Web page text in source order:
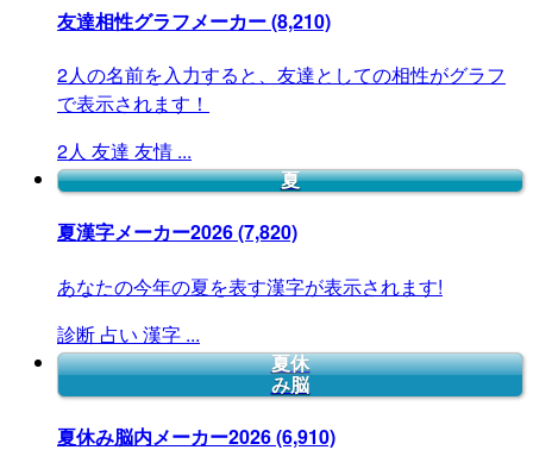
友達相性グラフメーカー(8,210)
2人の名前を入力すると、友達としての相性がグラフ
で表示されます！
2人 友達 友情 ...
夏
夏漢字メーカー2026(7,820)
あなたの今年の夏を表す漢字が表示されます!
診断 占い 漢字 ...
夏休
み脳
夏休み脳内メーカー2026(6,910)